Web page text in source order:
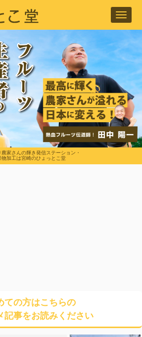
農家さんの輝き発信ステーション・
物加工は宮崎のひょっとこ堂
ての方はこちらの
記事をお読みください